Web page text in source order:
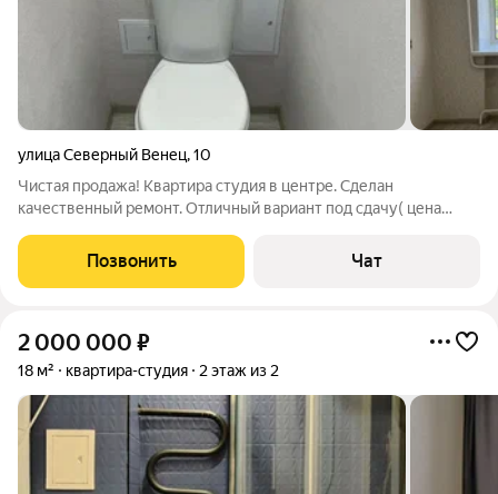
улица Северный Венец,10
Чистая продажа! Квартира студия в центре. Сделан
качественный ремонт. Отличный вариант под сдачу( цена
Без обременений, один взрослый собственник, ключи на
сделке!
Позвонить Чат
2 000 000 ₽
18 м² квартира-студия 2 этаж из 2